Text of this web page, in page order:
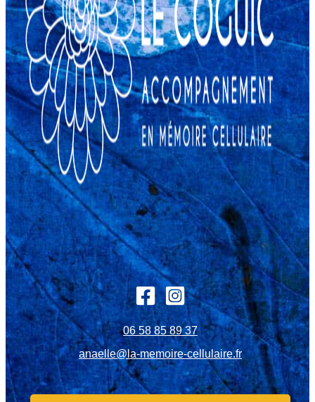
06 58 85 89 37
anaelle@la-memoire-cellulaire.fr